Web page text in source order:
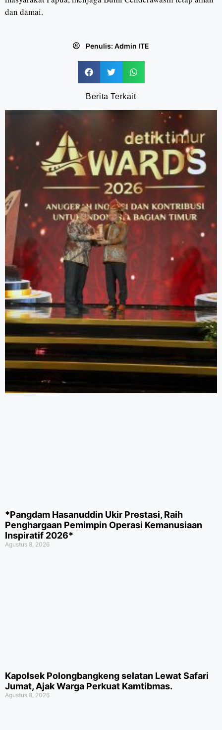
dan damai.
Penulis: Admin ITE
Berita Terkait
*Pangdam Hasanuddin Ukir Prestasi, Raih
Penghargaan Pemimpin Operasi Kemanusiaan
Inspiratif 2026*
Agustus 8, 2026
Kapolsek Polongbangkeng selatan Lewat Safari
Jumat, Ajak Warga Perkuat Kamtibmas.
Agustus 8, 2026